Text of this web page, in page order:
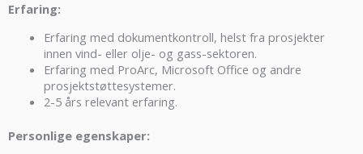
Erfaring:
Erfaring med dokumentkontroll, helst fra prosjekter
innen vind- eller olje- og gass-sektoren.
Erfaring med ProArc, Microsoft Office og andre
prosjektstøttesystemer.
2-5 års relevant erfaring.
Personlige egenskaper: